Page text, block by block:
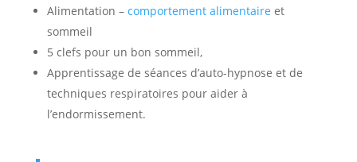
Alimentation – comportement alimentaire et
sommeil
5 clefs pour un bon sommeil,
Apprentissage de séances d’auto-hypnose et de
techniques respiratoires pour aider à
l’endormissement.